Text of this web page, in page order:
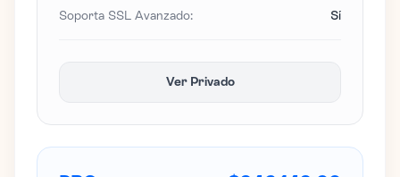
Soporta SSL Avanzado:
Sí
Ver Privado